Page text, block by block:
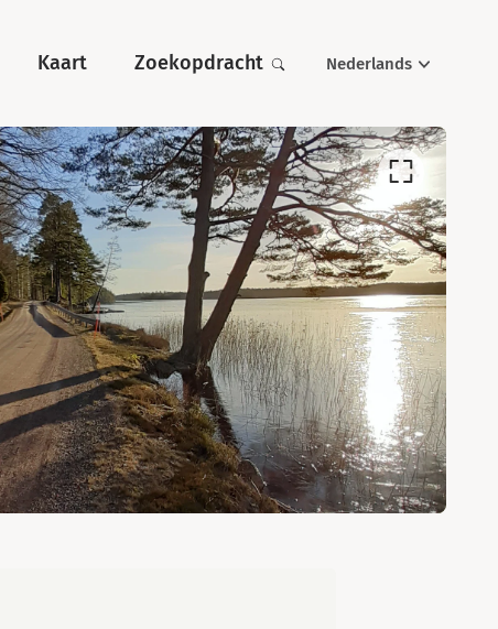
Kaart Zoekopdracht Nederlands